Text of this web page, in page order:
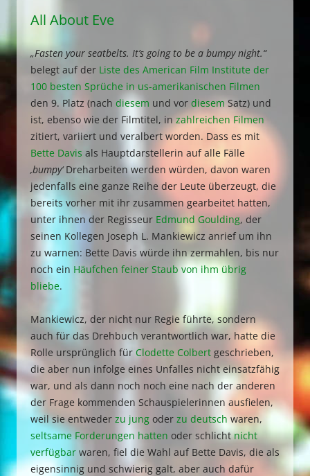
All About Eve
„Fasten your seatbelts. It’s going to be a bumpy night.“
belegt auf der Liste des American Film Institute der
100 besten Sprüche in us-amerikanischen Filmen
den 9. Platz (nach diesem und vor diesemSatz) und
ist, ebenso wie der Filmtitel, inzahlreichen Filmen
zitiert, variiert und veralbert worden. Dass es mit
Bette Davis als Hauptdarstellerin auf alle Fälle
‚bumpy‘Dreharbeiten werden würden, davon waren
jedenfalls eine ganze Reihe der Leute überzeugt, die
bereits vorher mit ihr zusammen gearbeitet hatten,
unter ihnen der Regisseur Edmund Goulding, der
seinen Kollegen Joseph L. Mankiewicz anrief um ihn
zu warnen: Bette Davis würde ihn zermahlen, bis nur
noch ein Häufchen feiner Staub von ihm übrig
bliebe.
Mankiewicz, der nicht nur Regie führte, sondern
auch für das Drehbuch verantwortlich war, hatte die
Rolle ursprünglich für Clodette Colbert geschrieben,
die aber nun infolge eines Unfalles nicht einsatzfähig
war, und als dann noch noch eine nach der anderen
der Frage kommenden Schauspielerinnen ausfielen,
weil sie entweder zu jung oder zu deutsch waren,
seltsame Forderungen hatten oder schlichtnicht
verfügbar waren, fiel die Wahl auf Bette Davis, die als
eigensinnig und schwierig galt, aber auch dafür